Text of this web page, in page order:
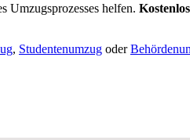
Umzugsprozesses helfen. K
, Studentenumzug oder